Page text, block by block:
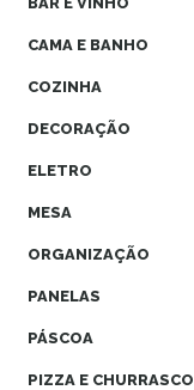
CAMA E BANHO
COZINHA
DECORAÇÃO
ELETRO
MESA
ORGANIZAÇÃO
PANELAS
PÁSCOA
PIZZA E CHURRASCO